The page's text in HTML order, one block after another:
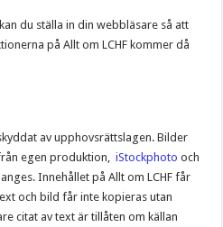
du ställa in din webbläsare så att
på Allt om LCHF kommer då
av upphovsrättslagen. Bilder
egen produktion,iStockphoto och
Innehållet på Allt om LCHF får
och bild får inte kopieras utan
citat av text är tillåten om källan